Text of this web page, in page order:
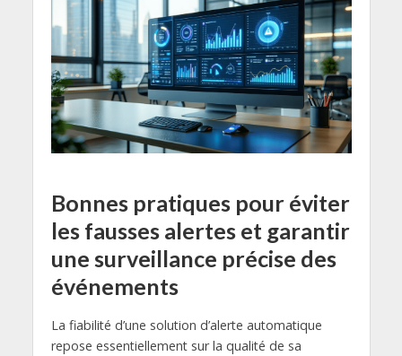
Bonnes pratiques pour éviter
les fausses alertes et garantir
une surveillance précise des
événements
La fiabilité d’une solution d’alerte automatique
repose essentiellement sur la qualité de sa